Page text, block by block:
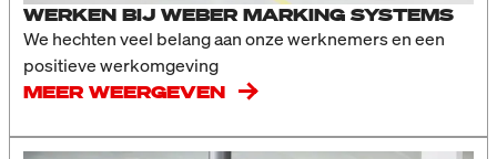
WERKEN BIJ WEBER MARKING SYSTEMS
We hechten veel belang aan onze werknemers en een
positieve werkomgeving
MEER WEERGEVEN